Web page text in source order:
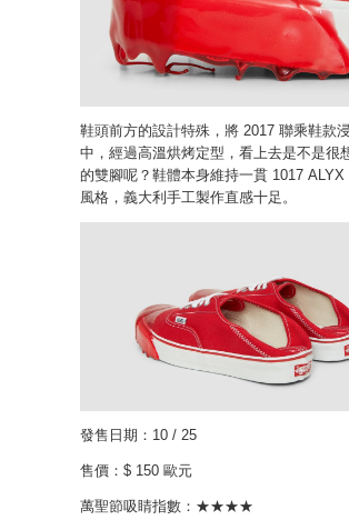
鞋頭前方的設計特殊，將 2017 聯乘鞋款
中，經過高溫烘烤定型，看上去是不是很
的雙腳呢？鞋體本身維持一貫 1017
風格，義大利手工製作直感十足。
發售日期：10 / 25
售價：$ 150 歐元
萬聖節吸睛指數：★★★★